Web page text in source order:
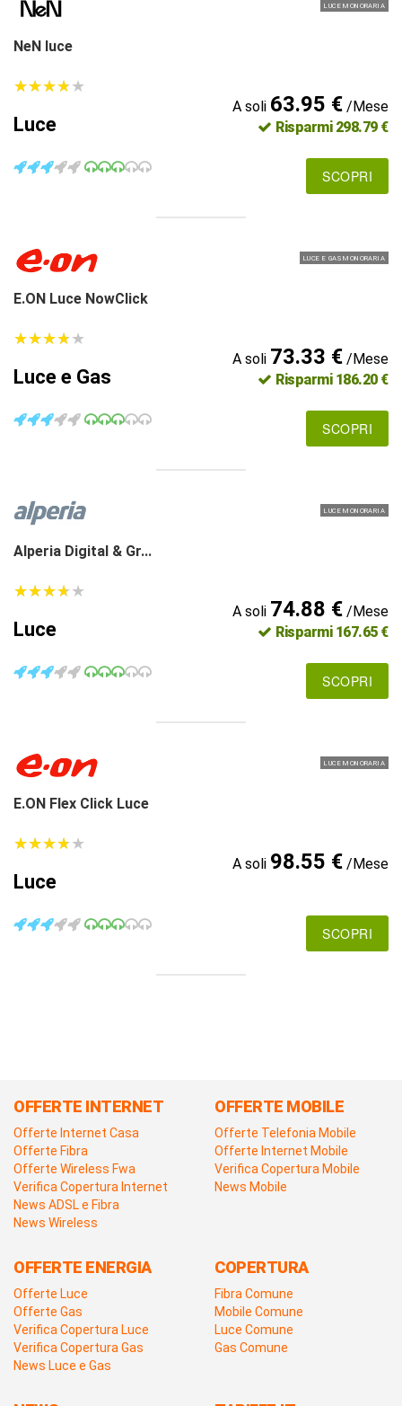
LUCE MONORARIA
NeN luce
★★★★★
★★★★★
Luce
A soli 63.95 €/Mese
Risparmi 298.79 €
SCOPRI
LUCE E GAS MONORARIA
E.ON Luce NowClick
★★★★★
★★★★★
Luce e Gas
A soli 73.33 €/Mese
Risparmi 186.20 €
SCOPRI
LUCE MONORARIA
Alperia Digital & Gr...
★★★★★
★★★★★
Luce
A soli 74.88 €/Mese
Risparmi 167.65 €
SCOPRI
LUCE MONORARIA
E.ON Flex Click Luce
★★★★★
★★★★★
Luce
A soli 98.55 €/Mese
SCOPRI
OFFERTE INTERNET
Offerte Internet Casa
Offerte Fibra
Offerte Wireless Fwa
Verifica Copertura Internet
News ADSL e Fibra
News Wireless
OFFERTE MOBILE
Offerte Telefonia Mobile
Offerte Internet Mobile
Verifica Copertura Mobile
News Mobile
OFFERTE ENERGIA
Offerte Luce
Offerte Gas
Verifica Copertura Luce
Verifica Copertura Gas
News Luce e Gas
COPERTURA
Fibra Comune
Mobile Comune
Luce Comune
Gas Comune